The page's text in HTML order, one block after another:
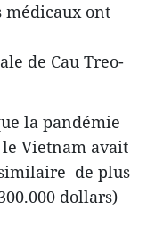
médicaux ont
de Cau Treo-
la pandémie
le Vietnam avait
de plus
dollars)